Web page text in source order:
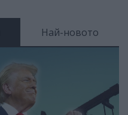
Най-новото